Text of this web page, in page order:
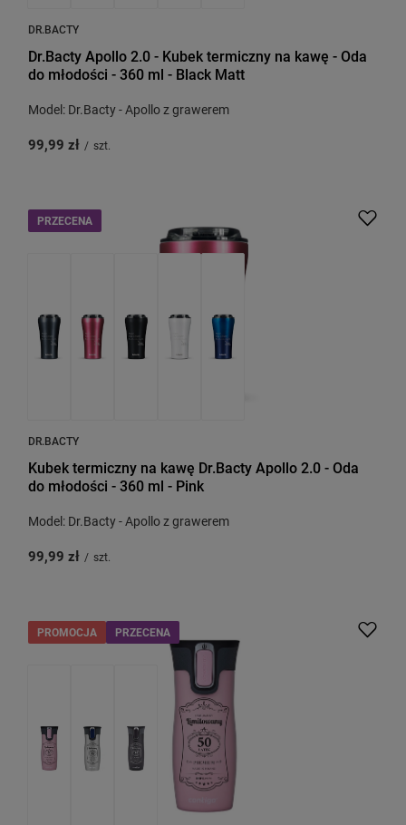
DR.BACTY
Dr.Bacty Apollo 2.0 - Kubek termiczny na kawę - Oda
do młodości - 360 ml - Black Matt
Model: Dr.Bacty - Apollo z grawerem
99,99 zł / szt.
PRZECENA
DR.BACTY
Kubek termiczny na kawę Dr.Bacty Apollo 2.0 - Oda
do młodości - 360 ml - Pink
Model: Dr.Bacty - Apollo z grawerem
99,99 zł / szt.
PROMOCJA PRZECENA